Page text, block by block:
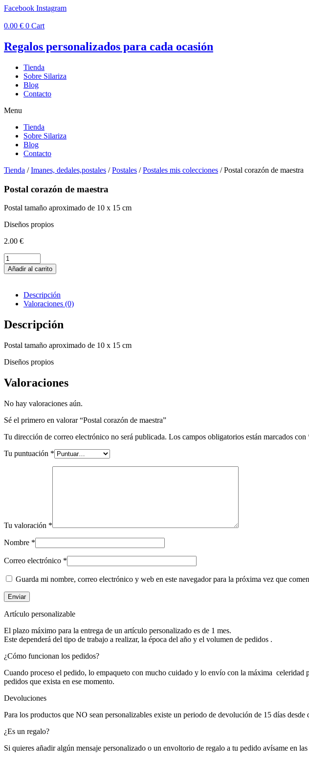
Ir
contenido
Facebook Instagram
0.00 € 0 Cart
Regalos personalizados para cada ocasión
Tienda
Sobre Silariza
Blog
Contacto
Menu
Tienda
Sobre Silariza
Blog
Contacto
Tienda /Imanes, dedales,postales /Postales /Postales mis colecciones / Postal corazón de maestra
Postal corazón de maestra
Postal tamaño aproximado de 10 x 15 cm
Diseños propios
2.00 €
Postal
corazón
de
cantidad
Añadir al carrito
Descripción
Valoraciones (0)
Descripción
Postal tamaño aproximado de 10 x 15 cm
Diseños propios
Valoraciones
No hay valoraciones aún.
Sé el primero en valorar “Postal corazón de maestra”
Tu dirección de correo electrónico no será publicada. Los campos obligatorios están marcados con
Tu puntuación *
Tu valoración *
Nombre *
Correo electrónico *
Guarda mi nombre, correo electrónico y web en este navegador para la próxima vez que
Artículo personalizable
El plazo máximo para la entrega de un artículo personalizado es de 1 mes.
Este dependerá del tipo de trabajo a realizar, la época del año y el volumen de pedidos .
¿Cómo funcionan los pedidos?
Cuando proceso el pedido, lo empaqueto con mucho cuidado y lo envío con la máxima
pedidos que exista en ese momento.
Devoluciones
Para los productos que NO sean personalizables existe un periodo de devolución de 15 días
¿Es un regalo?
Si quieres añadir algún mensaje personalizado o un envoltorio de regalo a tu pedido avísame en